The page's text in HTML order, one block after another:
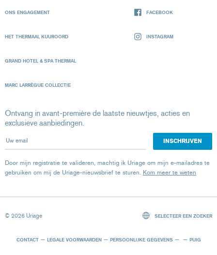
ONS ENGAGEMENT
HET THERMAAL KUUROORD
GRAND HOTEL & SPA THERMAL
MARC LARRÈGUE COLLECTIE
FACEBOOK
INSTAGRAM
Ontvang in avant-première de laatste nieuwtjes, acties en
exclusieve aanbiedingen.
Uw email
Door mijn registratie te valideren, machtig ik Uriage om mijn e-mailadres te
gebruiken om mij de Uriage-nieuwsbrief te sturen. Kom meer te weten
© 2026 Uriage
CONTACT LEGALE VOORWAARDEN PERSOONLIJKE GEGEVENS PUIG
SELECTEER EEN ZOEKER